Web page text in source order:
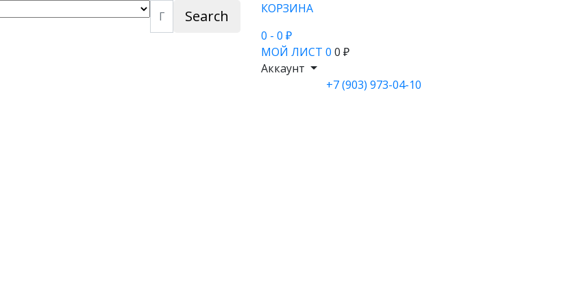
Search
КОРЗИНА
0 - 0 ₽
МОЙ ЛИСТ 0 0 ₽
Аккаунт
+7 (903) 973-04-10